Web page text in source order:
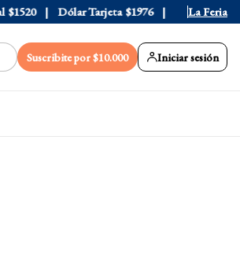
$1520 Dólar Tarjeta $1976 Dólar Blue
La Feria
Suscribite por $10.000 Iniciar sesión